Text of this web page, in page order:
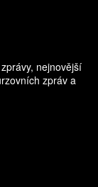
nejnovější
zpráv a